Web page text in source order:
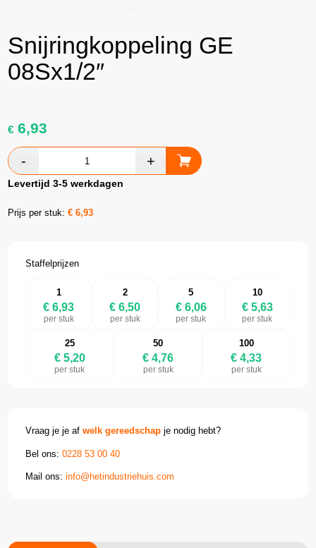
Snijringkoppeling GE
08Sx1/2″
€ 6,93
Levertijd 3-5 werkdagen
Prijs per stuk:€6,93
Staffelprijzen
1
€ 6,93
per stuk
2
€ 6,50
per stuk
5
€ 6,06
per stuk
10
€ 5,63
per stuk
25
€ 5,20
per stuk
50
€ 4,76
per stuk
100
€ 4,33
per stuk
Vraag je je afwelk gereedschap je nodig hebt?
Bel ons:0228 53 00 40
Mail ons:info@hetindustriehuis.com